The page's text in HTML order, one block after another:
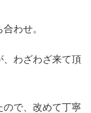
わせ。
、わざわざ来て頂
ので、改めて丁寧